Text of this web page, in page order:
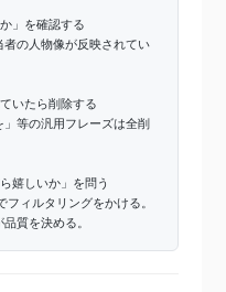
」を確認する
の人物像が反映されてい
いたら削除する
等の汎用フレーズは全削
嬉しいか」を問う
ィルタリングをかける。
質を決める。